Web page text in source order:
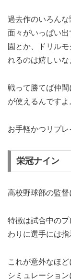
過去作のいろん
面々がいっぱい
園とか、ドリル
れるのは嬉しいな
戦って勝てば仲
が使えるんですよ
お手軽かつリプレ
栄冠ナイン
高校野球部の監督
特徴は試合中の
わりに選手には指
これが意外なほど
シミュレーション